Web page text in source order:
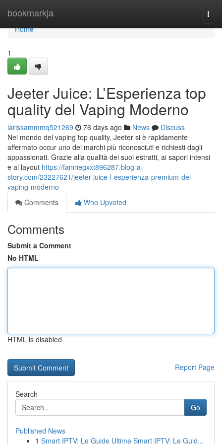
bookmarkja
Home
Home
1
Jeeter Juice: L’Esperienza top
quality del Vaping Moderno
larissammmq521269 76 days ago News
Discuss
Nel mondo del vaping top quality, Jeeter si è rapidamente
affermato occur uno dei marchi più riconosciuti e richiesti dagli
appassionati. Grazie alla qualità dei suoi estratti, ai sapori intensi
e al layout https://fanniegxxt896287.blog-a-
story.com/23227621/jeeter-juice-l-esperienza-premium-del-
vaping-moderno
Comments
Who Upvoted
Comments
Submit a Comment
No HTML
HTML is disabled
Report Page
Search
Go
Published News
1 Smart IPTV: Le Guide Ultime Smart IPTV: Le Guid...